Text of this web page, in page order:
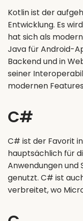
Kotlin ist der
Entwicklung. Es
hat sich als
Java für Android-
Backend und in
seiner
modernen
C#
C# ist der Favorit
hauptsächlich für
Anwendungen und
genutzt. C# ist
verbreitet, wo